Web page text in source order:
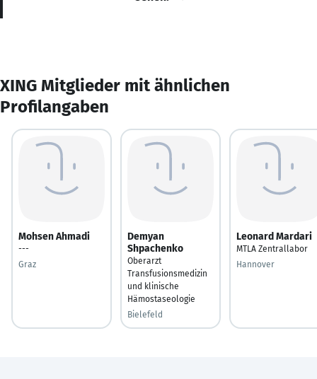
XING Mitglieder mit ähnlichen
Profilangaben
Mohsen Ahmadi
---
Graz
Demyan
Shpachenko
Oberarzt
Transfusionsmedizin
und klinische
Hämostaseologie
Bielefeld
Leonard Mardari
MTLA Zentrallabor
Hannover